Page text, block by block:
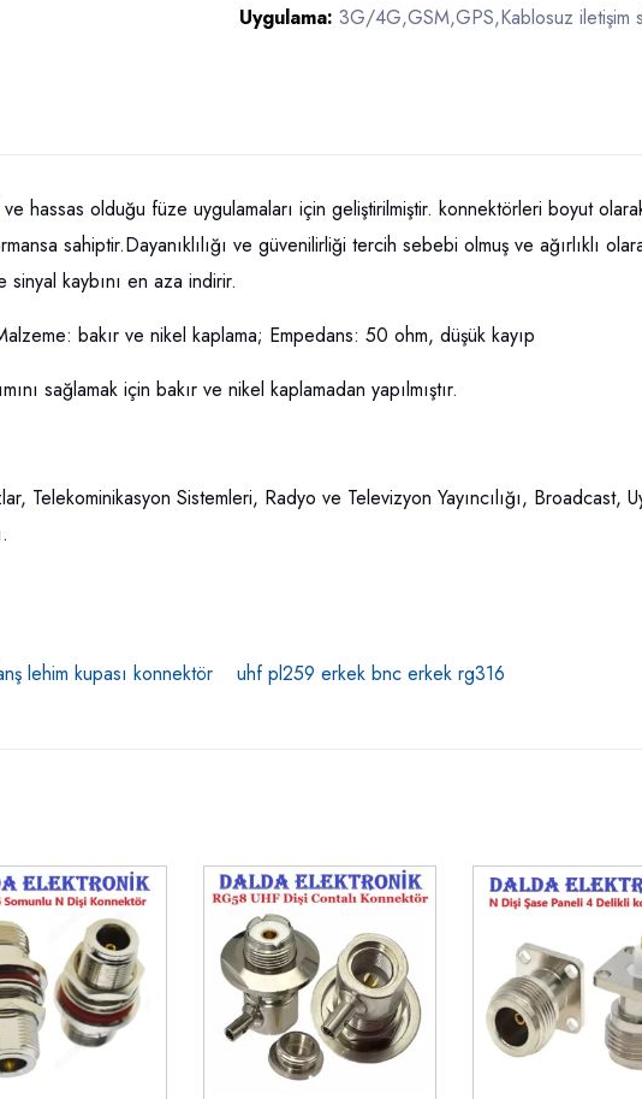
Uygulama: 3G/4G,GSM,GPS,Kablosuz iletişim
hassas olduğu füze uygulamaları için geliştirilmiştir. konnektörleri boyut
sahiptir.Dayanıklılığı ve güvenilirliği tercih sebebi olmuş ve ağırlıklı
kaybını en aza indirir.
bakır ve nikel kaplama; Empedans: 50 ohm, düşük kayıp
sağlamak için bakır ve nikel kaplamadan yapılmıştır.
Telekominikasyon Sistemleri, Radyo ve Televizyon Yayıncılığı, Broadcast,
lehim kupası konnektör uhf pl259 erkek bnc erkek rg316